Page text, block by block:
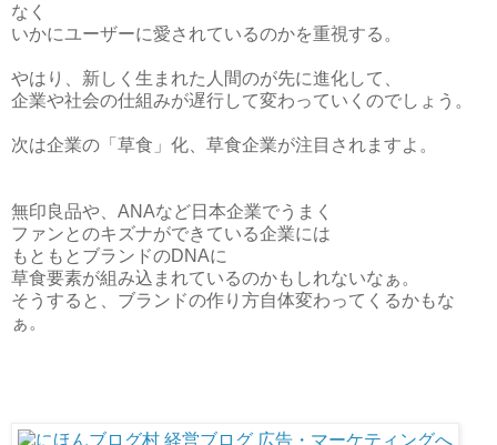
なく
いかにユーザーに愛されているのかを重視する。
やはり、新しく生まれた人間のが先に進化して、
企業や社会の仕組みが遅行して変わっていくのでしょう。
次は企業の「草食」化、草食企業が注目されますよ。
無印良品や、ANAなど日本企業でうまく
ファンとのキズナができている企業には
もともとブランドのDNAに
草食要素が組み込まれているのかもしれないなぁ。
そうすると、ブランドの作り方自体変わってくるかもな
ぁ。